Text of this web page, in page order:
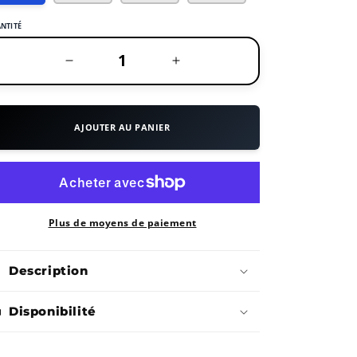
OU OU
Réduire
la
quantité
de
Sandales
-
Augmenter
la
quantité
de
Sandales
AJOUTER AU PANIER
Plus de moyens de paiement
Description
Disponibilité